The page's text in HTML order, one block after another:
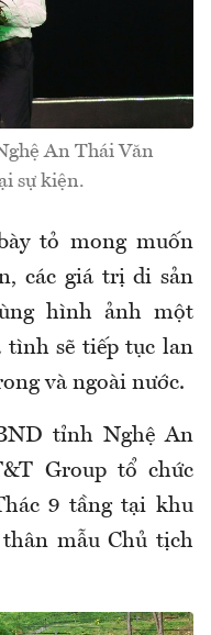
An Thái Văn
sự kiện.
tỏ mong muốn
các giá trị di sản
hình ảnh một
tình sẽ tiếp tục lan
và ngoài nước.
tỉnh Nghệ An
Group tổ chức
9 tầng tại khu
mẫu Chủ tịch